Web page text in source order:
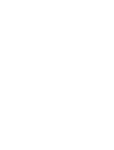
путёвки в дома отдыха,